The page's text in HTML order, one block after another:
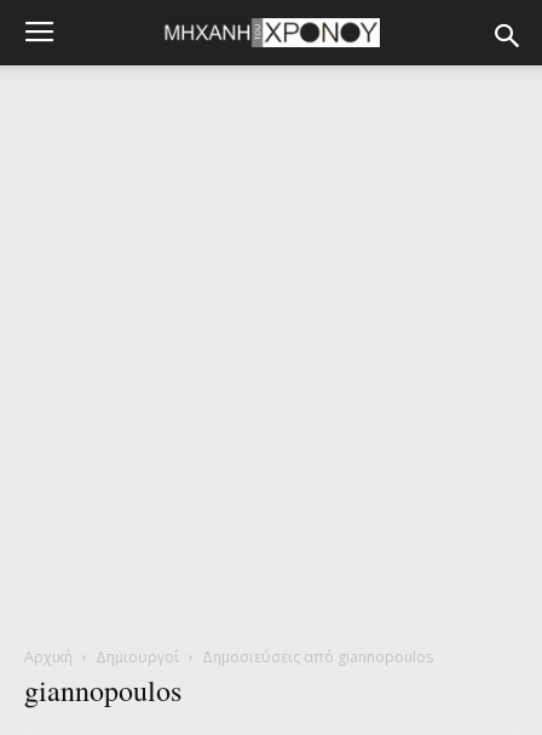
Αρχική Δημιουργοί Δημοσιεύσεις από giannopoulos
giannopoulos